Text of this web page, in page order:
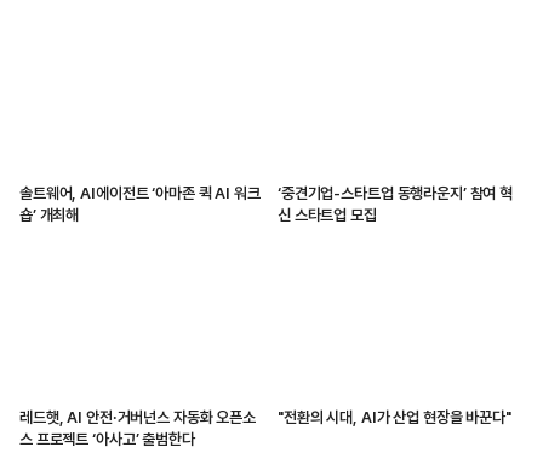
솔트웨어, AI에이전트 ‘아마존 퀵 AI 워크
숍’ 개최해
‘중견기업-스타트업 동행라운지’ 참여 혁
신 스타트업 모집
레드햇, AI 안전·거버넌스 자동화 오픈소
스 프로젝트 ‘아사고’ 출범한다
"전환의 시대, AI가 산업 현장을 바꾼다"